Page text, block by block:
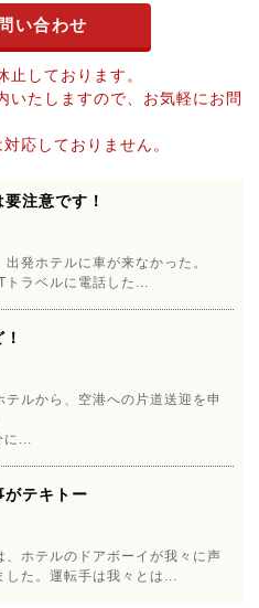
い合わせ
止しております。
いたしますので、お気軽にお問
応しておりません。
注意です！
出発ホテルに車が来なかった。
トラベルに電話した...
テルから、空港への片道送迎を申
に...
がテキトー
、ホテルのドアボーイが我々に声
した。運転手は我々とは...